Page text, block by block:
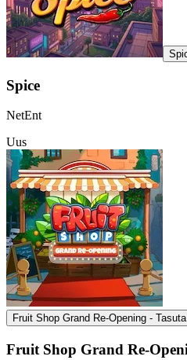
Spice
NetEnt
Uus
Fruit Shop Grand Re-Opening -
Fruit Shop Grand Re-